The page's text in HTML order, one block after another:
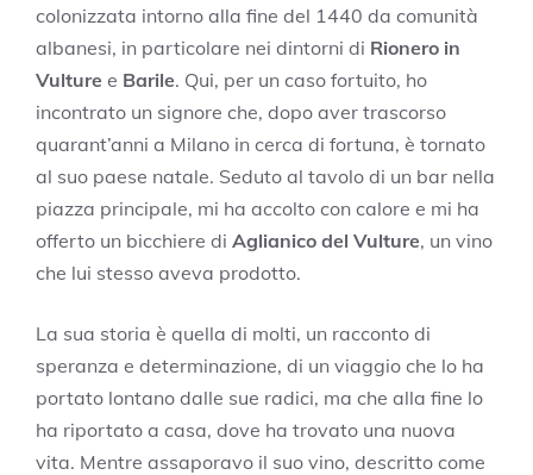
colonizzata intorno alla fine del 1440 da comunità
albanesi, in particolare nei dintorni di Rionero in
Vulture e Barile. Qui, per un caso fortuito, ho
incontrato un signore che, dopo aver trascorso
quarant’anni a Milano in cerca di fortuna, è tornato
al suo paese natale. Seduto al tavolo di un bar nella
piazza principale, mi ha accolto con calore e mi ha
offerto un bicchiere di Aglianico del Vulture, un vino
che lui stesso aveva prodotto.
La sua storia è quella di molti, un racconto di
speranza e determinazione, di un viaggio che lo ha
portato lontano dalle sue radici, ma che alla fine lo
ha riportato a casa, dove ha trovato una nuova
vita. Mentre assaporavo il suo vino, descritto come